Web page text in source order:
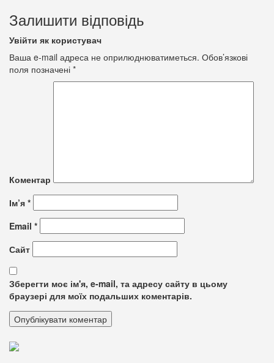
Залишити відповідь
Увійти як користувач
Ваша e-mail адреса не оприлюднюватиметься. Обов’язкові
поля позначені *
Коментар
Ім’я *
Email *
Сайт
Зберегти моє ім'я, e-mail, та адресу сайту в цьому
браузері для моїх подальших коментарів.